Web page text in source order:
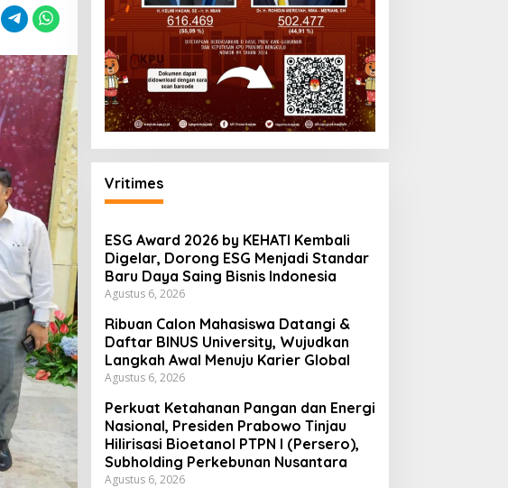
Vritimes
ESG Award 2026 by KEHATI Kembali
Digelar, Dorong ESG Menjadi Standar
Baru Daya Saing Bisnis Indonesia
Agustus 6, 2026
Ribuan Calon Mahasiswa Datangi &
Daftar BINUS University, Wujudkan
Langkah Awal Menuju Karier Global
Agustus 6, 2026
Perkuat Ketahanan Pangan dan Energi
Nasional, Presiden Prabowo Tinjau
Hilirisasi Bioetanol PTPN I (Persero),
Subholding Perkebunan Nusantara
Agustus 6, 2026